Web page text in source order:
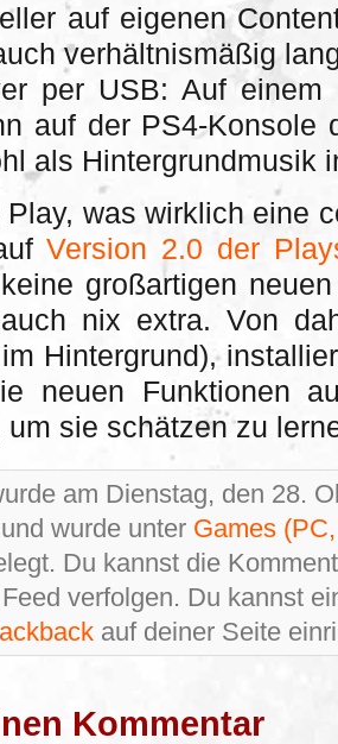
auf eigenen
verhältnismäßig
per USB: Auf einem
auf der PS4-Konsole
als Hintergrundmusik
Play, was wirklich eine
Version 2.0 der
großartigen
nix extra. Von
Hintergrund),
neuen Funktionen
um sie schätzen zu
am Dienstag, den 28.
wurde unter Games
Du kannst die
Feed verfolgen. Du kannst
auf deiner Seite
Kommentar